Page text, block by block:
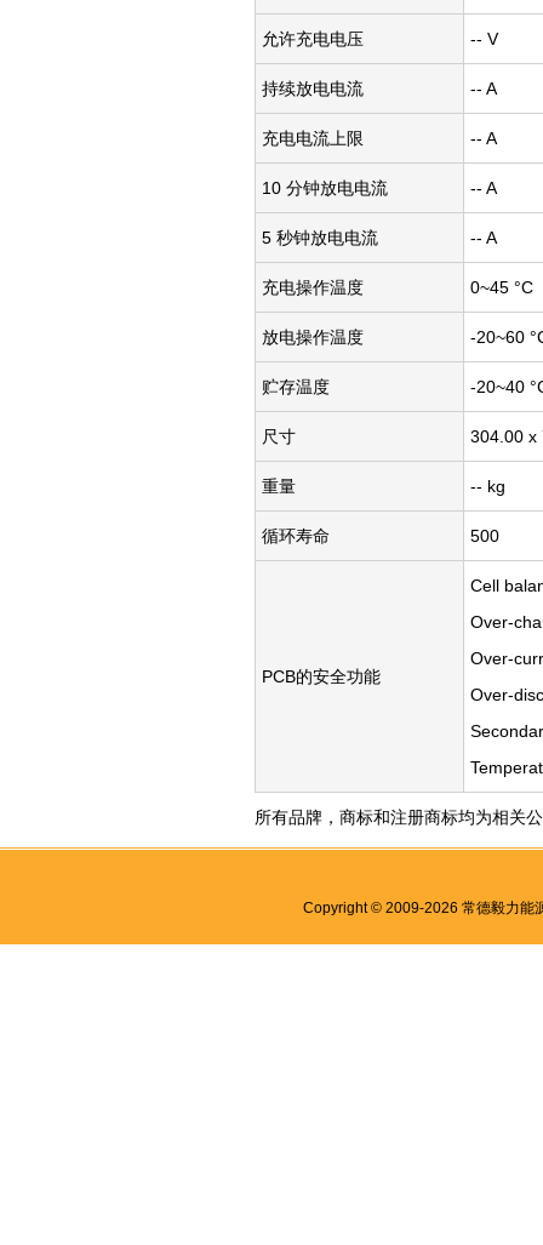
允许充电电压 -- V
持续放电电流 -- A
充电电流上限 -- A
10 分钟放电电流 -- A
5 秒钟放电电流 -- A
充电操作温度 0~45 °C
放电操作温度 -20~60
贮存温度 -20~40
尺寸 304.00 x
重量 -- kg
循环寿命 500
PCB的安全功能
Cell
Over-
Over-
Over-
所有品牌，商标和注册商标均为相关
Copyright © 2009-2026 常德毅力